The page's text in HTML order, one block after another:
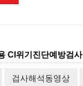
CI위기진단예방검사
검사해석동영상